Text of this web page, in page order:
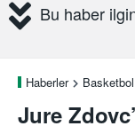
Bu haber
Haberler Basketbol
Jure